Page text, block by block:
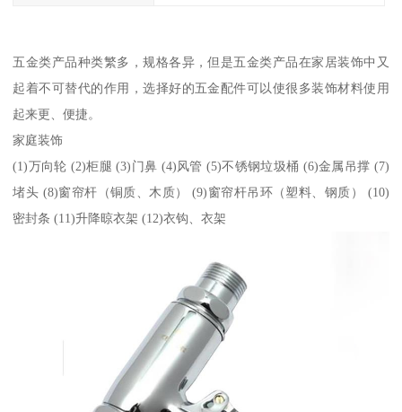
五金类产品种类繁多，规格各异，但是五金类产品在家居装饰中又
起着不可替代的作用，选择好的五金配件可以使很多装饰材料使用
起来更、便捷。
家庭装饰
(1)万向轮 (2)柜腿 (3)门鼻 (4)风管 (5)不锈钢垃圾桶 (6)金属吊撑 (7)
堵头 (8)窗帘杆（铜质、木质） (9)窗帘杆吊环（塑料、钢质） (10)
密封条 (11)升降晾衣架 (12)衣钩、衣架